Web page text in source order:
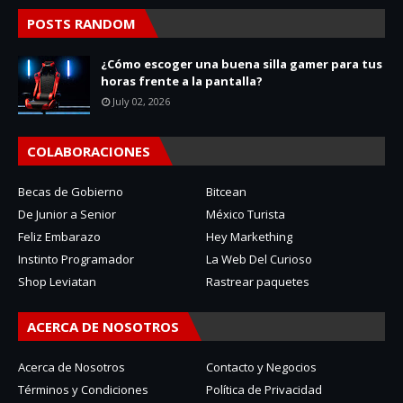
POSTS RANDOM
¿Cómo escoger una buena silla gamer para tus
horas frente a la pantalla?
July 02, 2026
COLABORACIONES
Becas de Gobierno
Bitcean
De Junior a Senior
México Turista
Feliz Embarazo
Hey Markething
Instinto Programador
La Web Del Curioso
Shop Leviatan
Rastrear paquetes
ACERCA DE NOSOTROS
Acerca de Nosotros
Contacto y Negocios
Términos y Condiciones
Política de Privacidad